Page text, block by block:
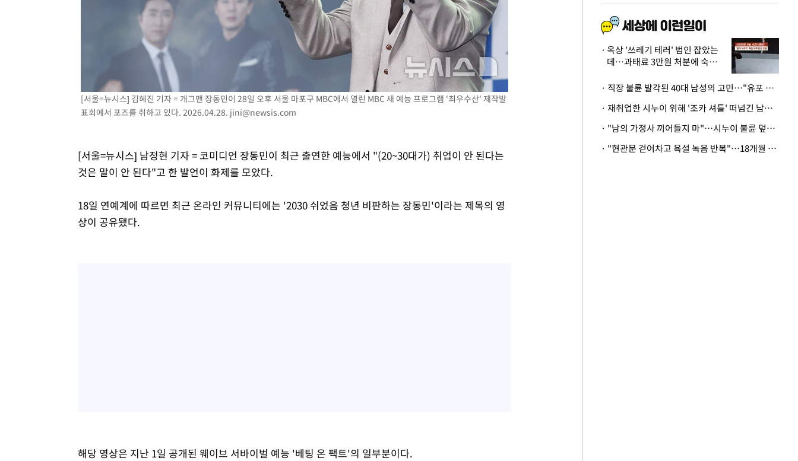
[속보] 노원서 40.1도 관측…서울, 2018년 이후 첫 40도
[속보]종합특검, '계엄 수용공간 확보' 신용해 前교정본부장 기소
외신들도 주목한 韓축구 파문…"국민적 공분에 수사 재개"
11시간 압수수색에 성접대 파문까지…'쑥대밭' 된 축구협회
[속보]규제합리화위원회 부위원장에 김태유 서울대 공대 교수…이
[속보]국힘 윤리위, '돌려차기 발언' 진종오·서범수 징계 절차 개시
[속보] 7월 중국 수출 23.9%↑ 수입 27.5%↑…무역총액 25.3%↑
[속보]종합특검, '관저이전 봐주기 감사' 유병호 구속기소
민주 콩고 에볼라환자 4천명 돌파, 4053명 발생 1850명 사망
[서울=뉴시스] 김혜진 기자 = 개그맨 장동민이 28일 오후 서울 마포구 MBC에서 열린 MBC 새 예능 프로그램 '최우수산' 제작발
표회에서 포즈를 취하고 있다. 2026.04.28. jini@newsis.com
[서울=뉴시스] 남정현 기자 = 코미디언 장동민이 최근 출연한 예능에서 "(20~30대가) 취업이 안 된다는
것은 말이 안 된다"고 한 발언이 화제를 모았다.
18일 연예계에 따르면 최근 온라인 커뮤니티에는 '2030 쉬었음 청년 비판하는 장동민'이라는 제목의 영
상이 공유됐다.
해당 영상은 지난 1일 공개된 웨이브 서바이벌 예능 '베팅 온 팩트'의 일부분이다.
옥상 '쓰레기 테러' 범인 잡았는
데…과태료 3만원 처분에 숙박업
· 직장 불륜 발각된 40대 남성의 고민…"유포 동료 명예훼손·협박죄 고소 가능할까"
· 재취업한 시누이 위해 '조카 셔틀' 떠넘긴 남편…아내 "난 못한다"
· "남의 가정사 끼어들지 마"…시누이 불륜 덮으려는 남편에 억울한 아내
· "현관문 걷어차고 욕설 녹음 반복"…18개월 아기 키우는 집 뒤흔든 '앞집의 비극'